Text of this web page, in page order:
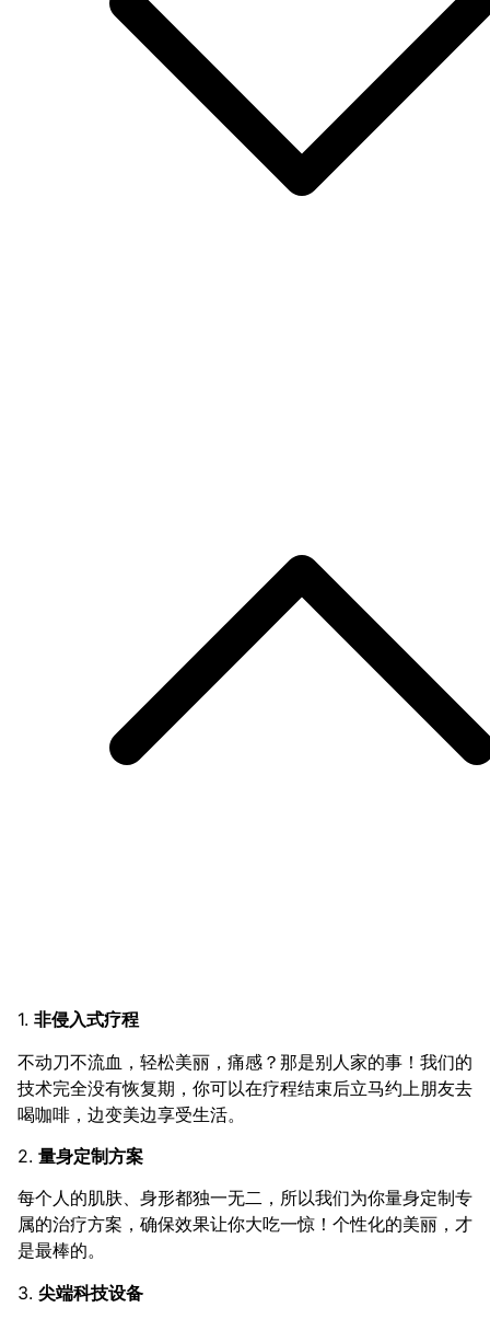
1. 非侵入式疗程
不动刀不流血，轻松美丽，痛感？那是别人家的事！我们的
技术完全没有恢复期，你可以在疗程结束后立马约上朋友去
喝咖啡，边变美边享受生活。
2. 量身定制方案
每个人的肌肤、身形都独一无二，所以我们为你量身定制专
属的治疗方案，确保效果让你大吃一惊！个性化的美丽，才
是最棒的。
3. 尖端科技设备